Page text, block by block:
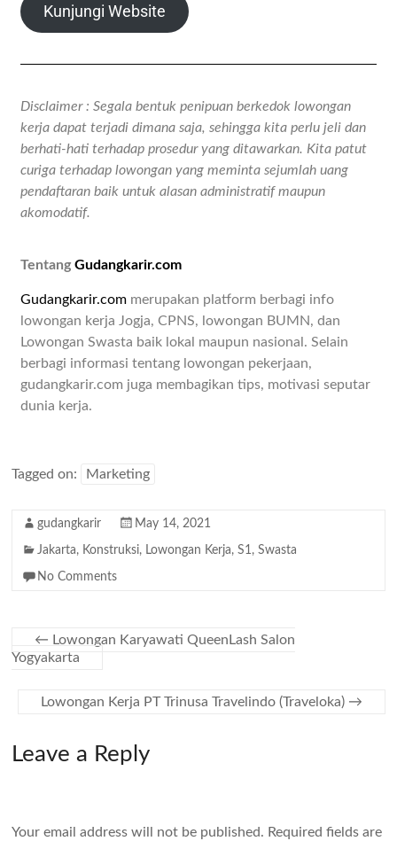
Kunjungi Website
Disclaimer : Segala bentuk penipuan berkedok lowongan
kerja dapat terjadi dimana saja, sehingga kita perlu jeli dan
berhati-hati terhadap prosedur yang ditawarkan. Kita patut
curiga terhadap lowongan yang meminta sejumlah uang
pendaftaran baik untuk alasan administratif maupun
akomodatif.
TentangGudangkarir.com
Gudangkarir.com merupakan platform berbagi info
lowongan kerja Jogja, CPNS, lowongan BUMN, dan
Lowongan Swasta baik lokal maupun nasional. Selain
berbagi informasi tentang lowongan pekerjaan,
gudangkarir.com juga membagikan tips, motivasi seputar
dunia kerja.
Tagged on: Marketing
gudangkarir May 14, 2021
Jakarta, Konstruksi, Lowongan Kerja,S1,Swasta
No Comments
← Lowongan Karyawati QueenLash Salon
Yogyakarta
Lowongan Kerja PT Trinusa Travelindo (Traveloka) →
Leave a Reply
Your email address will not be published. Required fields are